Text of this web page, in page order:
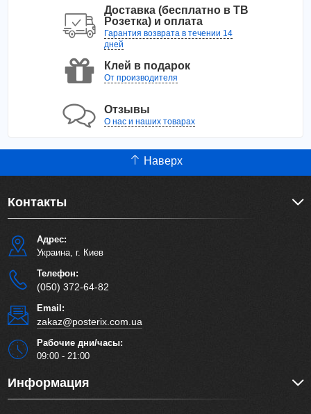
Доставка (бесплатно в ТВ
Розетка) и оплата
Гарантия возврата в течении 14
дней
Клей в подарок
От производителя
Отзывы
О нас и наших товарах
Наверх
Контакты
Адрес:
Украина, г. Киев
Телефон:
(050) 372-64-82
Email:
zakaz@posterix.com.ua
Рабочие дни/часы:
09:00 - 21:00
Информация